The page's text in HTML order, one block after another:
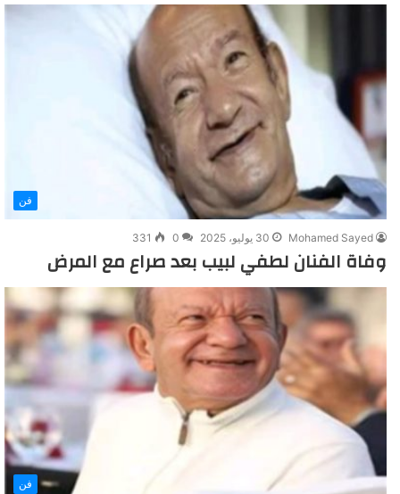
فن
Mohamed Sayed 30 يوليو، 2025 0
331
وفاة الفنان لطفي لبيب بعد صراع مع المرض
فن